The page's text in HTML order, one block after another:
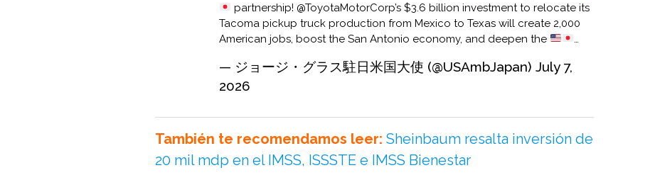
partnership! @ToyotaMotorCorp’s $3.6 billion investment to relocate its
Tacoma pickup truck production from Mexico to Texas will create 2,000
American jobs, boost the San Antonio economy, and deepen the
…
— ジョージ・グラス駐日米国大使 (@USAmbJapan) July 7,
2026
También te recomendamos leer: Sheinbaum resalta inversión de
20 mil mdp en el IMSS, ISSSTE e IMSS Bienestar